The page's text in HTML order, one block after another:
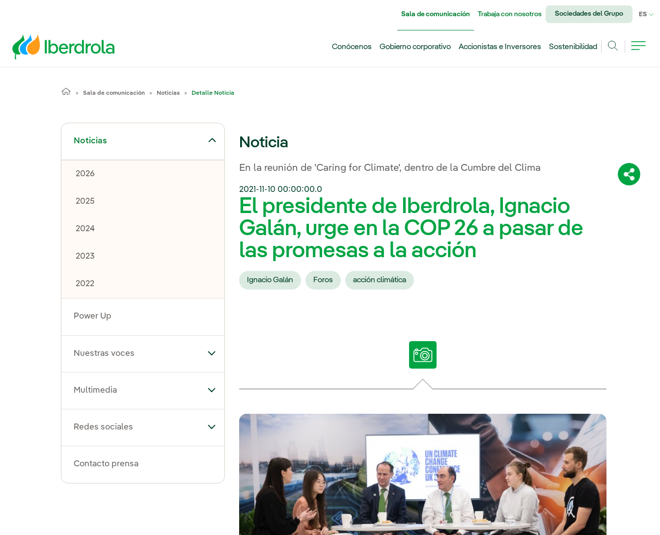
Sala de comunicación Trabaja con nosotros Sociedades del Grupo ES
Conócenos Gobierno corporativo Accionistas e Inversores
Sostenibilidad
Sala de comunicación Noticias Detalle Noticia
Noticias
Alternar el submenú para Noticias
2026
2025
2024
2023
2022
Power Up
Nuestras voces Alternar el submenú para Nuestras voces
Multimedia Alternar el submenú para Multimedia
Redes sociales Alternar el submenú para Redes sociales
Contacto prensa
Noticia
En la reunión de 'Caring for Climate', dentro de la Cumbre del Clima
2021-11-10 00:00:00.0
El presidente de Iberdrola, Ignacio
Galán, urge en la COP 26 a pasar de
las promesas a la acción
Ignacio Galán Foros acción climática